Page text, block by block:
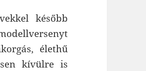
később
élethű
kívülre is